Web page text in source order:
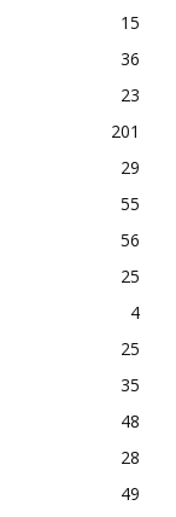
15
36
23
201
29
55
56
25
4
25
35
48
28
49